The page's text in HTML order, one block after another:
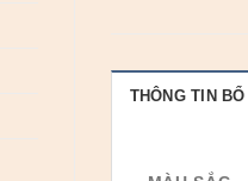
THÔNG TIN